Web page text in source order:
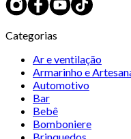
Categorias
Ar e ventilação
Armarinho e
Automotivo
Bar
Bebê
Bomboniere